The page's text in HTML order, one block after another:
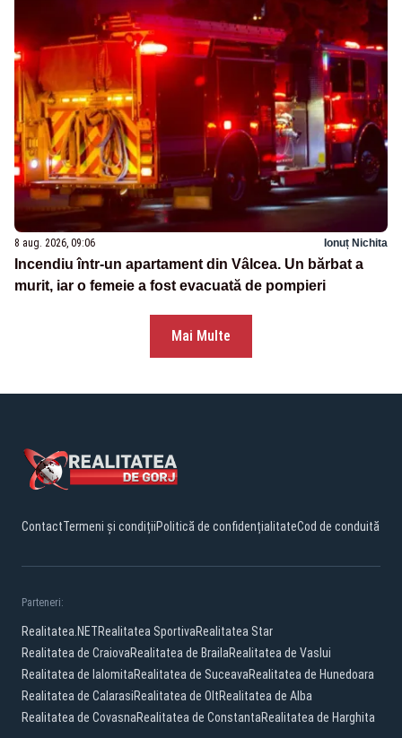
8 aug. 2026, 09:06 Ionuț Nichita
Incendiu într-un apartament din Vâlcea. Un bărbat a
murit, iar o femeie a fost evacuată de pompieri
Mai Multe
ContactTermeni și condițiiPolitică de confidențialitateCod de conduită
Parteneri:
Realitatea.NETRealitatea SportivaRealitatea Star
Realitatea de CraiovaRealitatea de BrailaRealitatea de Vaslui
Realitatea de IalomitaRealitatea de SuceavaRealitatea de Hunedoara
Realitatea de CalarasiRealitatea de OltRealitatea de Alba
Realitatea de CovasnaRealitatea de ConstantaRealitatea de Harghita